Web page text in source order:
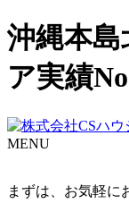
沖縄本
ア実績
MENU
まずは、お気軽に